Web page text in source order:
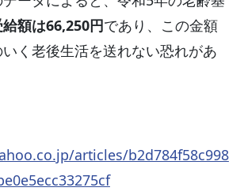
額は66,250円であり、この金額
く老後生活を送れない恐れがあ
articles/b2d784f58c998